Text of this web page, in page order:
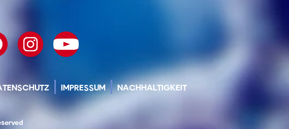
IMPRESSUM NACHHALTIGKEIT